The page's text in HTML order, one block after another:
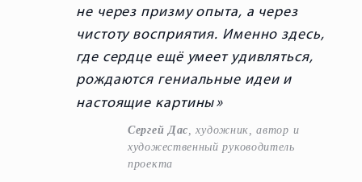
Сергей Дас, художник, автор и
художественный руководитель
проекта
не через призму опыта, а через
чистоту восприятия. Именно здесь,
где сердце ещё умеет удивляться,
рождаются гениальные идеи и
настоящие картины